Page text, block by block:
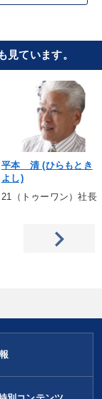
ています。
平本 清 (ひらもとき
よし)
21（トゥーワン）社長